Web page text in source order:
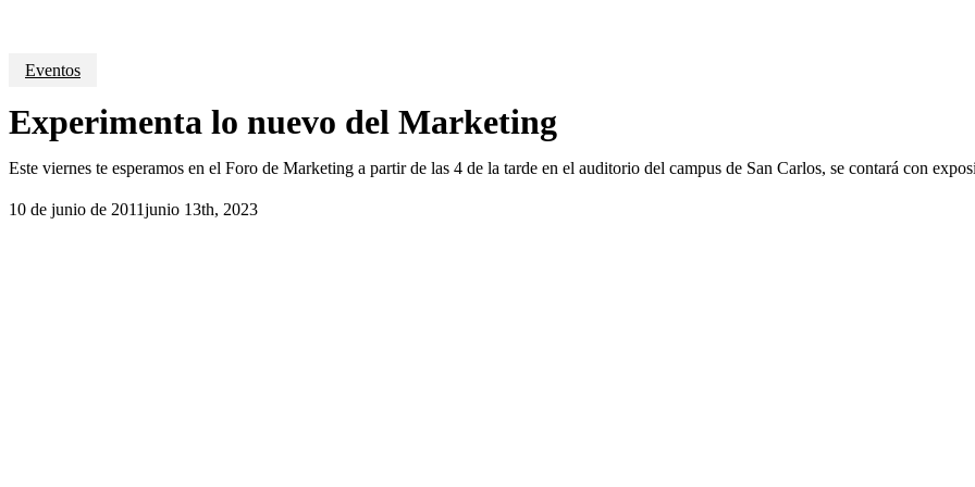
Eventos
Experimenta lo nuevo del Marketing
Este viernes te esperamos en el Foro de Marketing a partir de las 4 de la tarde en el auditorio del campus de San Carlos, se contará con
10 de junio de 2011junio 13th, 2023